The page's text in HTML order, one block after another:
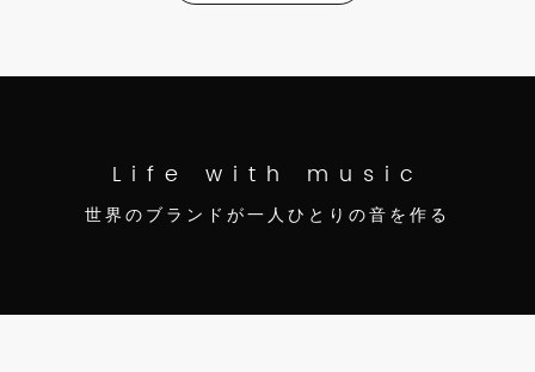
Life with music
世界のブランドが一人ひとりの音を作る